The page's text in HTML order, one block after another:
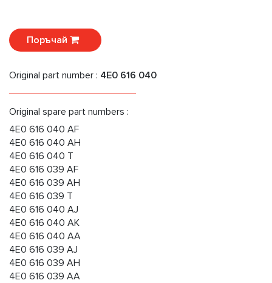
Поръчай
Original part number : 4E0 616 040
Original spare part numbers :
4E0 616 040 AF
4E0 616 040 AH
4E0 616 040 T
4E0 616 039 AF
4E0 616 039 AH
4E0 616 039 T
4E0 616 040 AJ
4E0 616 040 AK
4E0 616 040 AA
4E0 616 039 AJ
4E0 616 039 AH
4E0 616 039 AA